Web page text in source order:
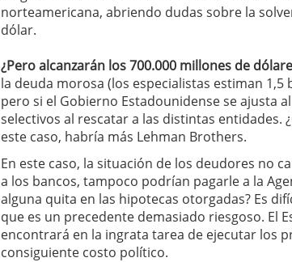
norteamericana, abriendo dudas sobre la
dólar.
¿Pero alcanzarán los 700.000 millones de
la deuda morosa (los especialistas estiman 1,5
pero si el Gobierno Estadounidense se ajusta
selectivos al rescatar a las distintas entidades.
este caso, habría más Lehman Brothers.
En este caso, la situación de los deudores no
a los bancos, tampoco podrían pagarle a la
alguna quita en las hipotecas otorgadas? Es
que es un precedente demasiado riesgoso. El
encontrará en la ingrata tarea de ejecutar los
consiguiente costo político.